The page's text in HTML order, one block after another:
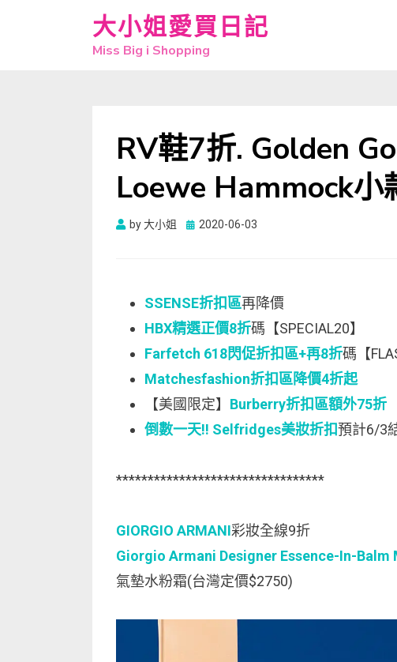
大小姐愛買日記
Miss Big i Shopping
RV鞋7折. Golden
Loewe Hammock小
by大小姐
Posted
2020-06-03
SSENSE折扣區再降價
HBX精選正價8折碼【SPECIAL20】
Farfetch 618閃促折扣區+再8折碼【
Matchesfashion折扣區降價4折起
【美國限定】 Burberry折扣區額外75折
倒數一天!! Selfridges美妝折扣預計6/3
*********************************
GIORGIO ARMANI彩妝全線9折
Giorgio Armani Designer Essence-In-Balm
氣墊水粉霜(台灣定價$2750)